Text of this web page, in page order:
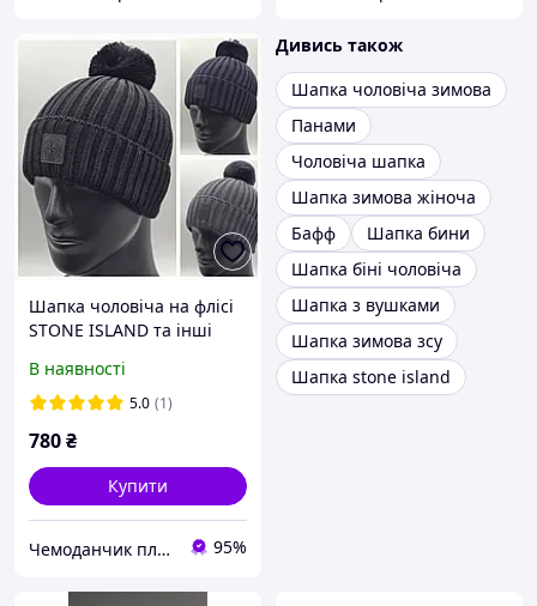
Шапка чоловіча на флісі
STONE ISLAND та інші
чоловіча шапка, шапка з
помпоном, зимова шапка
В наявності
5.0 (1)
780₴
Купити
Чемоданчик плюс 95%
Дивись також
Шапка чоловіча зимова
Панами
Чоловіча шапка
Шапка зимова жіноча
Бафф
Шапка бини
Шапка біні чоловіча
Шапка з вушками
Шапка зимова зсу
Шапка stone island